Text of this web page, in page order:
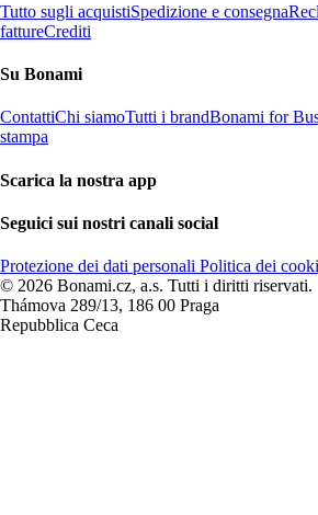
Tutto sugli acquistiSpedizione e consegna
fattureCrediti
Su Bonami
ContattiChi siamoTutti i brandBonami for
stampa
Scarica la nostra app
Seguici sui nostri canali social
Protezione dei dati personali Politica dei
© 2026 Bonami.cz, a.s. Tutti i diritti riservati.
Thámova 289/13, 186 00 Praga
Repubblica Ceca